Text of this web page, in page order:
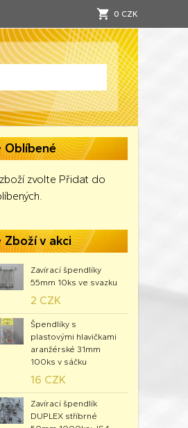
0 CZK
Oblíbené
zvolte Přidat do
Zboží v akci
Zavírací špendlíky
55mm 10ks ve svazku
2 CZK
Špendlíky s
plastovými hlavičkami
aranžérské 31mm
100ks v sáčku
16 CZK
Zavírací špendlík
DUPLEX stříbrné